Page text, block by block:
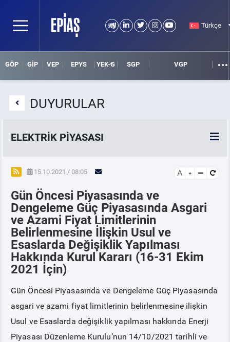
Türkçe
GÖP GİP VEP EPYS YEK-G SGP VGP
DUYURULAR
ELEKTRİK PİYASASI
SPOT ELEKTRİK PİYASALARI
ÖRNEK FİNANS BELGELERİ
VADELİ ELEKTRİK PİYASASI
PİYASAKAYITSÜRECİ
SERBEST TÜKETİCİ
MALİ UZLAŞTIRMA
15.10.2021 / 08:05 A
Gün Öncesi Piyasasında ve
Dengeleme Güç Piyasasında Asgari
ve Azami Fiyat Limitlerinin
Belirlenmesine İlişkin Usul ve
Esaslarda Değişiklik Yapılması
Hakkında Kurul Kararı (16-31 Ekim
2021 İçin)
Gün Öncesi Piyasasında ve Dengeleme Güç Piyasasında
asgari ve azami fiyat limitlerinin belirlenmesine ilişkin
Usul ve Esaslarda değişiklik yapılması hakkında Enerji
Piyasası Düzenleme Kurulu’nun 14/10/2021 tarihli ve